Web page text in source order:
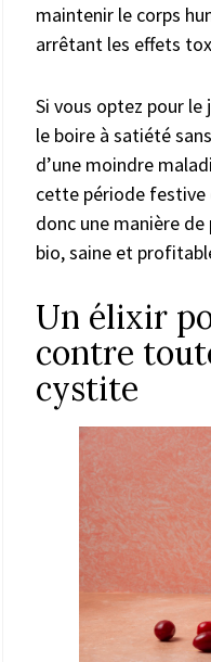
maintenir le corps
arrêtant les effets
Si vous optez pour le
le boire à satiété
d’une moindre
cette période
donc une manière
bio, saine et
Un élixir
contre
cystite